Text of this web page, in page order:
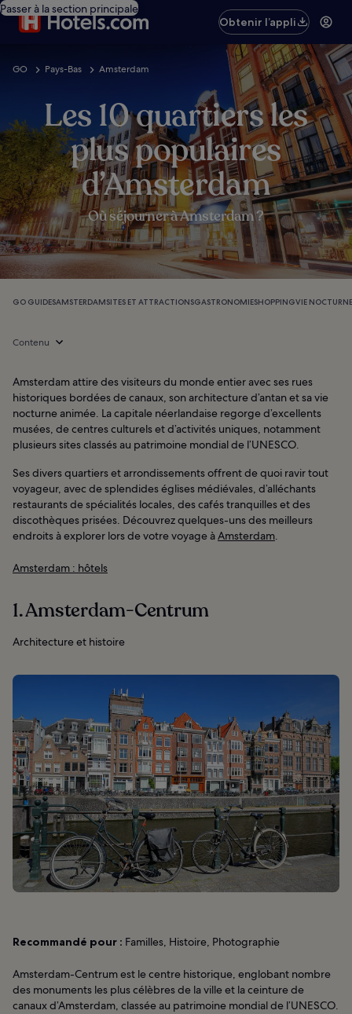
Passer à la section principale
Obtenir l’appli
GO Pays-Bas Amsterdam
Les 10 quartiers les
plus populaires
d’Amsterdam
Où séjourner à Amsterdam ?
GO GUIDESAMSTERDAMSITES ET ATTRACTIONSGASTRONOMIESHOPPINGVIE NOCTURNE
Contenu
Amsterdam attire des visiteurs du monde entier avec ses rues
historiques bordées de canaux, son architecture d’antan et sa vie
nocturne animée. La capitale néerlandaise regorge d’excellents
musées, de centres culturels et d’activités uniques, notamment
plusieurs sites classés au patrimoine mondial de l’UNESCO.
Ses divers quartiers et arrondissements offrent de quoi ravir tout
voyageur, avec de splendides églises médiévales, d’alléchants
restaurants de spécialités locales, des cafés tranquilles et des
discothèques prisées. Découvrez quelques-uns des meilleurs
endroits à explorer lors de votre voyage àAmsterdam.
Amsterdam : hôtels
1. Amsterdam-Centrum
Architecture et histoire
Recommandé pour : Familles, Histoire, Photographie
Amsterdam-Centrum est le centre historique, englobant nombre
des monuments les plus célèbres de la ville et la ceinture de
canaux d’Amsterdam, classée au patrimoine mondial de l’UNESCO.